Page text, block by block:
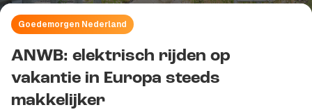
Goedemorgen Nederland
ANWB: elektrisch rijden op
vakantie in Europa steeds
makkelijker